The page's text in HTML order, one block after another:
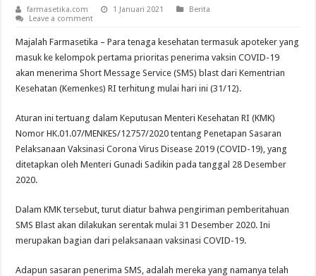
farmasetika.com 1 Januari 2021
Berita
Leave a comment
Majalah Farmasetika – Para tenaga kesehatan termasuk apoteker yang
masuk ke kelompok pertama prioritas penerima vaksin COVID-19
akan menerima Short Message Service (SMS) blast dari Kementrian
Kesehatan (Kemenkes) RI terhitung mulai hari ini (31/12).
Aturan ini tertuang dalam Keputusan Menteri Kesehatan RI (KMK)
Nomor HK.01.07/MENKES/12757/2020 tentang Penetapan Sasaran
Pelaksanaan Vaksinasi Corona Virus Disease 2019 (COVID-19), yang
ditetapkan oleh Menteri Gunadi Sadikin pada tanggal 28 Desember
2020.
Dalam KMK tersebut, turut diatur bahwa pengiriman pemberitahuan
SMS Blast akan dilakukan serentak mulai 31 Desember 2020. Ini
merupakan bagian dari pelaksanaan vaksinasi COVID-19.
Adapun sasaran penerima SMS, adalah mereka yang namanya telah